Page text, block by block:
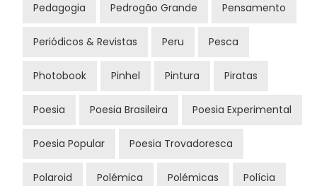
Pedagogia Pedrogão Grande Pensamento
Periódicos & Revistas Peru Pesca
Photobook Pinhel Pintura Piratas
Poesia Poesia Brasileira Poesia Experimental
Poesia Popular Poesia Trovadoresca
Polaroid Polémica Polémicas Polícia